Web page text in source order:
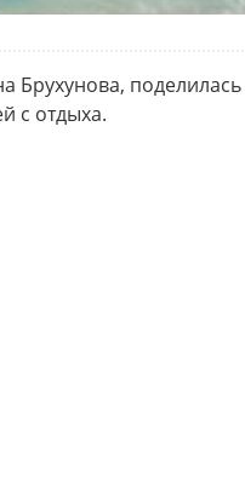
Брухунова, поделилась
с отдыха.